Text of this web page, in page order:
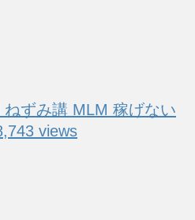
ずみ講 MLM 稼げない
views